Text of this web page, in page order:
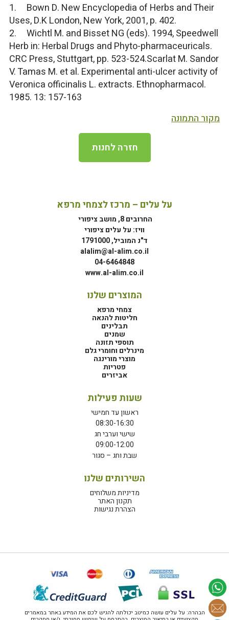
1. Bown D. New Encyclopedia of Herbs and Their
Uses, D.K London, New York, 2001, p. 402.
2. Wichtl M. and Bisset NG (eds). 1994, Speedwell
Herb in: Herbal Drugs and Phyto-pharmaceuricals.
CRC Press, Stuttgart, pp. 523-524.Scarlat M. Sandor
V. Tamas M. et al. Experimental anti-ulcer activity of
Veronica officinalis L. extracts. Ethnopharmacol.
1985. 13: 157-163
מקור התמונה
חזרה לחנות
על עלים – מרכז לצמחי מרפא
החרובים 8, מושב ציפורי
וויז: על עלים ציפורי
ד"נ המוביל, 1791000
alalim@al-alim.co.il
04-6464848
www.al-alim.co.il
המוצרים שלנו
צמחי מרפא
חליטות להנאה
תבלינים
שמנים
תוספי תזונה
מינרלים וחומרי גלם
מוצרי מורינגה
פטריות
אביזרים
שעות פעילות
ראשון עד חמישי
08:30-16:30
שישי וערבי חג
09:00-12:00
שבת וחג – סגור
השירותים שלנו
מדיניות משלוחים
תקנון האתר
הצהרת נגישות
הבהרה: על עלים עושה כמיטב יכולתה להגיש לכם את המידע באתר במאמרים